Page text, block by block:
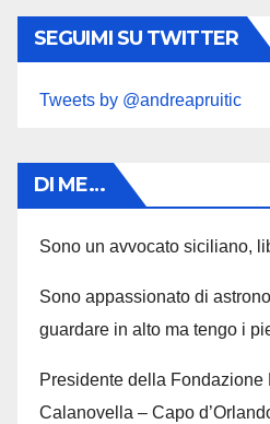
SEGUIMI SU TWITTER
Tweets by @andreapruitic
DI ME…
Sono un avvocato siciliano,
Sono appassionato di
guardare in alto ma tengo i
Presidente della
Calanovella – Capo